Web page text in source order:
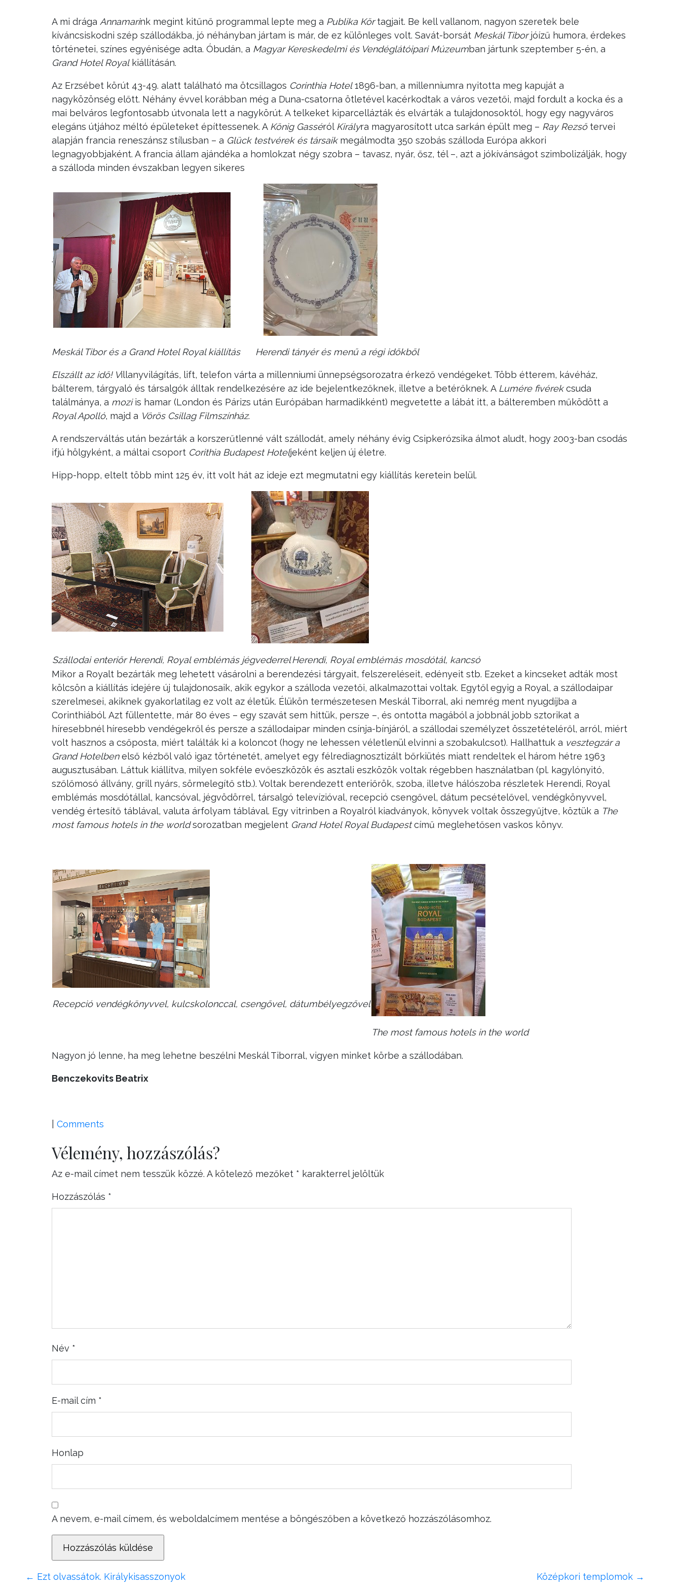
A mi drága Annamarink megint kitűnő programmal lepte meg a Publika Körtagjait. Be kell vallanom, nagyon szeretek bele
kíváncsiskodni szép szállodákba, jó néhányban jártam is már, de ez különleges volt. Savát-borsát Meskál Tiborjóízű humora, érdekes
történetei, színes egyénisége adta. Óbudán, a Magyar Kereskedelmi és Vendéglátóipari Múzeumban jártunk szeptember 5-én, a
Grand Hotel Royalkiállításán.
Az Erzsébet körút 43-49. alatt található ma ötcsillagos Corinthia Hotel1896-ban, a millenniumra nyitotta meg kapuját a
nagyközönség előtt. Néhány évvel korábban még a Duna-csatorna ötletével kacérkodtak a város vezetői, majd fordult a kocka és a
mai belváros legfontosabb útvonala lett a nagykörút. A telkeket kiparcellázták és elvárták a tulajdonosoktól, hogy egy nagyváros
elegáns útjához méltó épületeket építtessenek. A König Gasséról Királyra magyarosított utca sarkán épült meg – Ray Rezsőtervei
alapján francia reneszánsz stílusban – a Glück testvérek és társaikmegálmodta 350 szobás szálloda Európa akkori
legnagyobbjaként. A francia állam ajándéka a homlokzat négy szobra – tavasz, nyár, ősz, tél –, azt a jókívánságot szimbolizálják, hogy
a szálloda minden évszakban legyen sikeres
.
Meskál Tibor és a Grand Hotel Royal kiállítás Herendi tányér és menű a régi időkből
Elszállt az idő! Villanyvilágítás, lift, telefon várta a millenniumi ünnepségsorozatra érkező vendégeket. Több étterem, kávéház,
bálterem, tárgyaló és társalgók álltak rendelkezésére az ide bejelentkezőknek, illetve a betérőknek. A Lumére fivérekcsuda
találmánya, a moziis hamar (London és Párizs után Európában harmadikként) megvetette a lábát itt, a bálteremben működött a
Royal Apolló, majd a Vörös Csillag Filmszínház.
A rendszerváltás után bezárták a korszerűtlenné vált szállodát, amely néhány évig Csipkerózsika álmot aludt, hogy 2003-ban csodás
ifjú hölgyként, a máltai csoport Corithia Budapest Hoteljeként keljen új életre.
Hipp-hopp, eltelt több mint 125 év, itt volt hát az ideje ezt megmutatni egy kiállítás keretein belül.
Szállodai enteriőr Herendi, Royal emblémás jégvederrelHerendi, Royal emblémás mosdótál, kancsó
Mikor a Royalt bezárták meg lehetett vásárolni a berendezési tárgyait, felszereléseit, edényeit stb. Ezeket a kincseket adták most
kölcsön a kiállítás idejére új tulajdonosaik, akik egykor a szálloda vezetői, alkalmazottai voltak. Egytől egyig a Royal, a szállodaipar
szerelmesei, akiknek gyakorlatilag ez volt az életük. Élükön természetesen Meskál Tiborral, aki nemrég ment nyugdíjba a
Corinthiából. Azt füllentette, már 80 éves – egy szavát sem hittük, persze –, és ontotta magából a jobbnál jobb sztorikat a
híresebbnél híresebb vendégekről és persze a szállodaipar minden csínja-bínjáról, a szállodai személyzet összetételéről, arról, miért
volt hasznos a csőposta, miért találták ki a koloncot (hogy ne lehessen véletlenül elvinni a szobakulcsot). Hallhattuk a vesztegzár a
Grand Hotelbenelső kézből való igaz történetét, amelyet egy félrediagnosztizált bőrkiütés miatt rendeltek el három hétre 1963
augusztusában. Láttuk kiállítva, milyen sokféle evőeszközök és asztali eszközök voltak régebben használatban (pl. kagylónyitó,
szőlőmosó állvány, grill nyárs, sörmelegítő stb.). Voltak berendezett enteriőrök, szoba, illetve hálószoba részletek Herendi, Royal
emblémás mosdótállal, kancsóval, jégvödörrel, társalgó televízióval, recepció csengővel, dátum pecsételővel, vendégkönyvvel,
vendég értesítő táblával, valuta árfolyam táblával. Egy vitrinben a Royalról kiadványok, könyvek voltak összegyűjtve, köztük a The
most famous hotels in the worldsorozatban megjelent Grand Hotel Royal Budapestcímű meglehetősen vaskos könyv.
Recepció vendégkönyvvel, kulcskolonccal, csengővel, dátumbélyegzővel
The most famous hotels in the world
Nagyon jó lenne, ha meg lehetne beszélni Meskál Tiborral, vigyen minket körbe a szállodában.
Benczekovits Beatrix
Comments
Vélemény, hozzászólás?
Az e-mail címet nem tesszük közzé. A kötelező mezőket * karakterrel jelöltük
Hozzászólás *
Név *
E-mail cím *
Honlap
A nevem, e-mail címem, és weboldalcímem mentése a böngészőben a következő hozzászólásomhoz.
← Ezt olvassátok. Királykisasszonyok Középkori templomok →